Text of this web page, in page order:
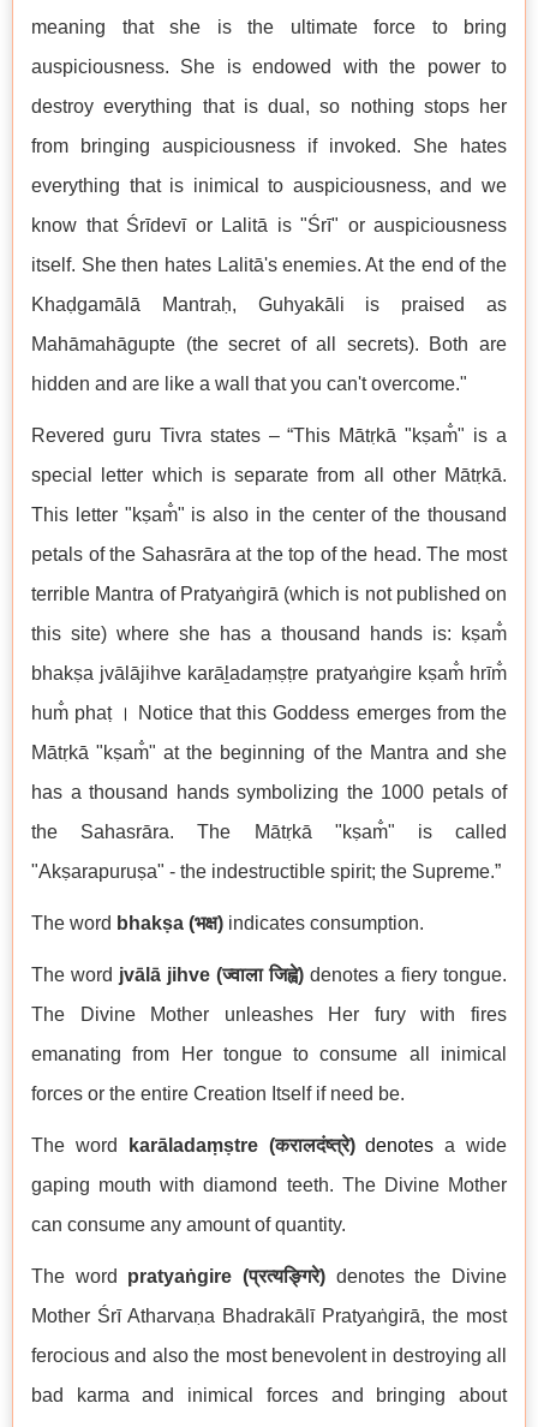
meaning that she is the ultimate force to bring
auspiciousness. She is endowed with the power to
destroy everything that is dual, so nothing stops her
from bringing auspiciousness if invoked. She hates
everything that is inimical to auspiciousness, and we
know that Śrīdevī or Lalitā is "Śrī" or auspiciousness
itself. She then hates Lalitā's enemies. At the end of the
Khaḍgamālā Mantraḥ, Guhyakāli is praised as
Mahāmahāgupte (the secret of all secrets). Both are
hidden and are like a wall that you can't overcome."
Revered guru Tivra states – “This Mātṛkā "kṣam̐" is a
special letter which is separate from all other Mātṛkā.
This letter "kṣam̐" is also in the center of the thousand
petals of the Sahasrāra at the top of the head. The most
terrible Mantra of Pratyaṅgirā (which is not published on
this site) where she has a thousand hands is: kṣam̐
bhakṣa jvālājihve karāḻadaṃṣṭre pratyaṅgire kṣam̐ hrīm̐
hum̐ phaṭ । Notice that this Goddess emerges from the
Mātṛkā "kṣam̐" at the beginning of the Mantra and she
has a thousand hands symbolizing the 1000 petals of
the Sahasrāra. The Mātṛkā "kṣam̐" is called
"Akṣarapuruṣa" - the indestructible spirit; the Supreme.”
The word bhakṣa (भक्ष) indicates consumption.
The word jvālā jihve (ज्वाला जिह्वे) denotes a fiery tongue.
The Divine Mother unleashes Her fury with fires
emanating from Her tongue to consume all inimical
forces or the entire Creation Itself if need be.
The word karāladaṃṣtre (करालदंष्त्रे)denotesa wide
gaping mouth with diamond teeth. The Divine Mother
can consume any amount of quantity.
The word pratyaṅgire (प्रत्यङ्गिरे) denotes the Divine
Mother Śrī Atharvaṇa Bhadrakālī Pratyaṅgirā, the most
ferocious and also the most benevolent in destroying all
bad karma and inimical forces and bringing about